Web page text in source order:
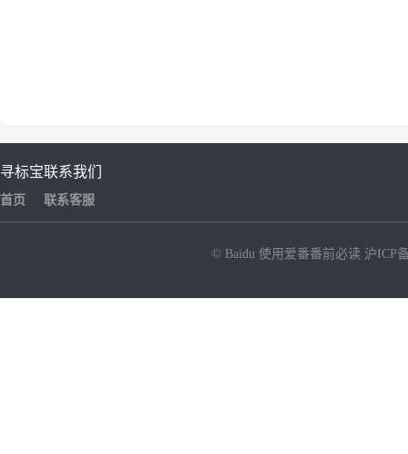
寻标宝
首页
联系我们
联系客服
© Baidu 使用爱番番前必读 沪ICP